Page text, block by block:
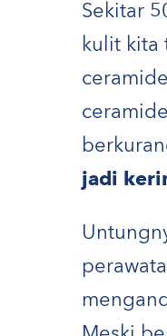
Sekitar
kulit kita
jadi